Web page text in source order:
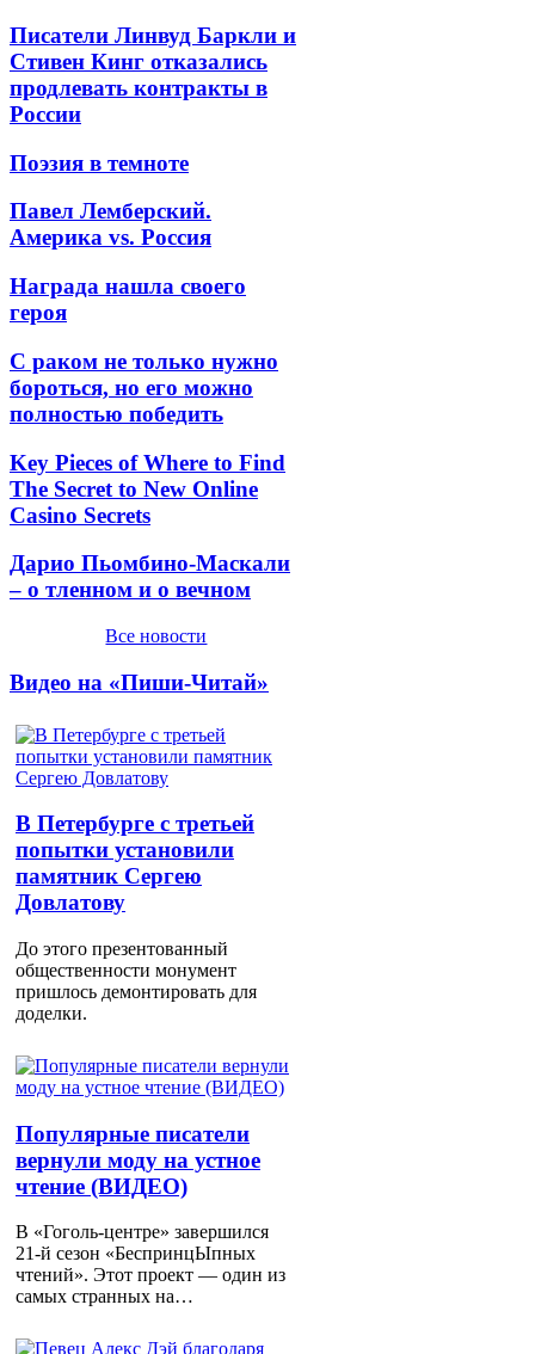
Писатели Линвуд Баркли и
Стивен Кинг отказались
продлевать контракты в
России
Поэзия в темноте
Павел Лемберский.
Америка vs. Россия
Награда нашла своего
героя
С раком не только нужно
бороться, но его можно
полностью победить
Key Pieces of Where to Find
The Secret to New Online
Casino Secrets
Дарио Пьомбино-Маскали
– о тленном и о вечном
Все новости
Видео на «Пиши-Читай»
В Петербурге с третьей
попытки установили
памятник Сергею
Довлатову
До этого презентованный
общественности монумент
пришлось демонтировать для
доделки.
Популярные писатели
вернули моду на устное
чтение (ВИДЕО)
В «Гоголь-центре» завершился
21-й сезон «БеспринцЫпных
чтений». Этот проект — один из
самых странных на…